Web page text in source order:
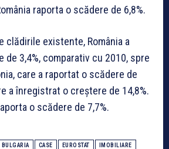
raporta o scădere de 6,8%.
clădirile existente, România a
3,4%, comparativ cu 2010, spre
care a raportat o scădere de
a înregistrat o creştere de 14,8%.
o scădere de 7,7%.
BULGARIA CASE EUROSTAT IMOBILIARE